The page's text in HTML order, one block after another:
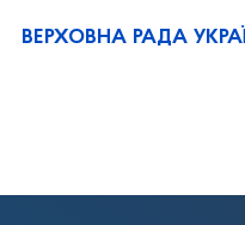
ВЕРХОВНА РАДА